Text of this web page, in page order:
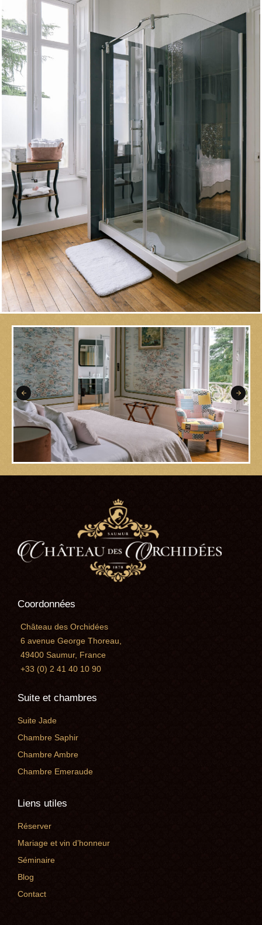
Coordonnées
Château des Orchidées
6 avenue George Thoreau,
49400 Saumur, France
+33 (0) 2 41 40 10 90
Suite et chambres
Suite Jade
Chambre Saphir
Chambre Ambre
Chambre Emeraude
Liens utiles
Réserver
Mariage et vin d’honneur
Séminaire
Blog
Contact